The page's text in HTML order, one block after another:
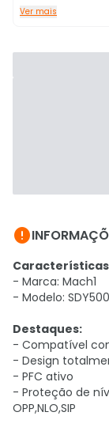
Ver mais

- Marca: Mach1
- Modelo: SDY500
Destaques:
- Compatível
- Design
- PFC ativo
- Proteção de
OPP,NLO,SIP